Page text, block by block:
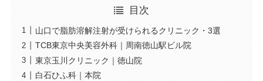
目次
山口で脂肪溶解注射が受けられるクリニック・3選
TCB東京中央美容外科｜周南徳山駅ビル院
東京玉川クリニック｜徳山院
白石ひふ科｜本院